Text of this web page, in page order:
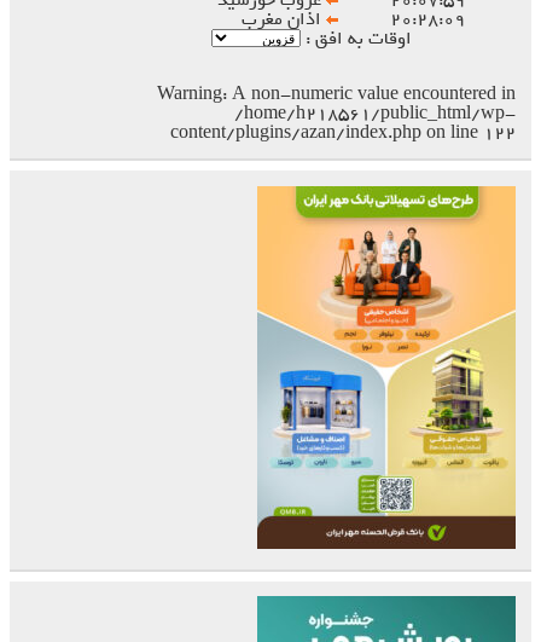
۲۰:۲۸:۰۹ اذان مغرب
اوقات به افق :
Warning: A non-numeric value encountered in
/home/h218561/public_html/wp-
content/plugins/azan/index.phpon line ۱۲۲